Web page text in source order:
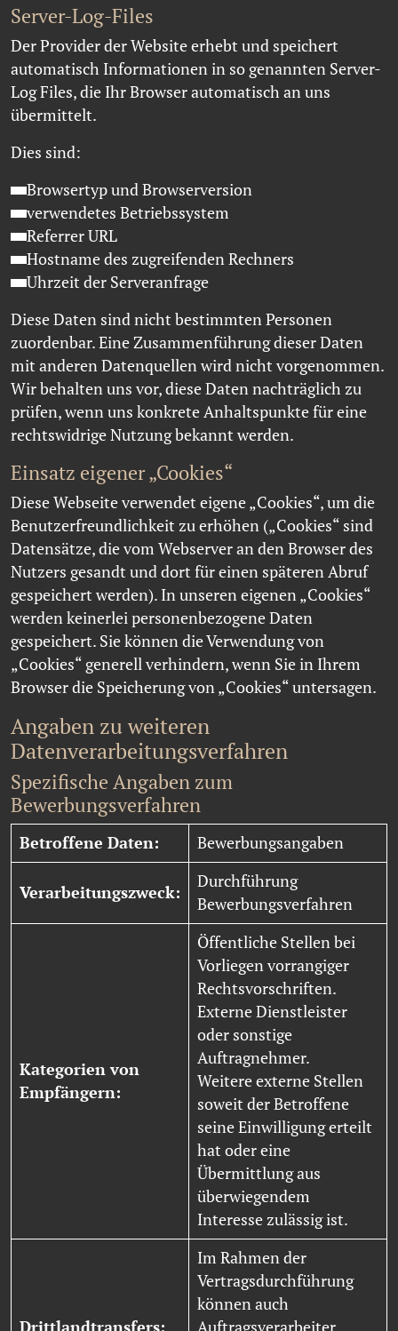
Server-Log-Files
Der Provider der Website erhebt und speichert
automatisch Informationen in so genannten Server-
Log Files, die Ihr Browser automatisch an uns
übermittelt.
Dies sind:
Browsertyp und Browserversion
verwendetes Betriebssystem
Referrer URL
Hostname des zugreifenden Rechners
Uhrzeit der Serveranfrage
Diese Daten sind nicht bestimmten Personen
zuordenbar. Eine Zusammenführung dieser Daten
mit anderen Datenquellen wird nicht vorgenommen.
Wir behalten uns vor, diese Daten nachträglich zu
prüfen, wenn uns konkrete Anhaltspunkte für eine
rechtswidrige Nutzung bekannt werden.
Einsatz eigener „Cookies“
Diese Webseite verwendet eigene „Cookies“, um die
Benutzerfreundlichkeit zu erhöhen („Cookies“ sind
Datensätze, die vom Webserver an den Browser des
Nutzers gesandt und dort für einen späteren Abruf
gespeichert werden). In unseren eigenen „Cookies“
werden keinerlei personenbezogene Daten
gespeichert. Sie können die Verwendung von
„Cookies“ generell verhindern, wenn Sie in Ihrem
Browser die Speicherung von „Cookies“ untersagen.
Angaben zu weiteren
Datenverarbeitungsverfahren
Spezifische Angaben zum
Bewerbungsverfahren
Betroffene Daten: Bewerbungsangaben
Verarbeitungszweck:
Durchführung
Bewerbungsverfahren
Kategorien von
Empfängern:
Öffentliche Stellen bei
Vorliegen vorrangiger
Rechtsvorschriften.
Externe Dienstleister
oder sonstige
Auftragnehmer.
Weitere externe Stellen
soweit der Betroffene
seine Einwilligung erteilt
hat oder eine
Übermittlung aus
überwiegendem
Interesse zulässig ist.
Im Rahmen der
Vertragsdurchführung
können auch